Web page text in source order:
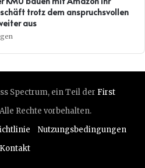
trotz dem anspruchsvollen
aus
Spectrum, ein Teil der First
Rechte vorbehalten.
Nutzungsbedingungen
Kontakt